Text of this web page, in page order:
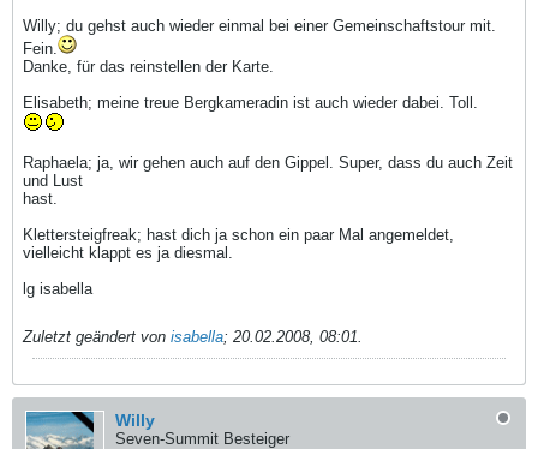
Willy; du gehst auch wieder einmal bei einer Gemeinschaftstour mit.
Fein.
Danke, für das reinstellen der Karte.
Elisabeth; meine treue Bergkameradin ist auch wieder dabei. Toll.
Raphaela; ja, wir gehen auch auf den Gippel. Super, dass du auch Zeit
und Lust
hast.
Klettersteigfreak; hast dich ja schon ein paar Mal angemeldet,
vielleicht klappt es ja diesmal.
lg isabella
Zuletzt geändert von isabella; 20.02.2008, 08:01.
Willy
Seven-Summit Besteiger